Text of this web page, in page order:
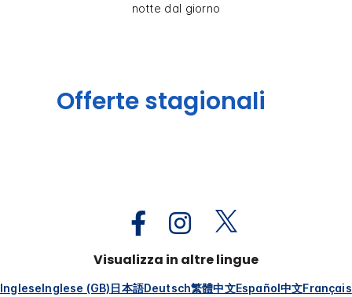
notte dal giorno
Offerte stagionali
Visualizza in altre lingue
IngleseInglese (GB)日本語Deutsch繁體中文Español中文Français